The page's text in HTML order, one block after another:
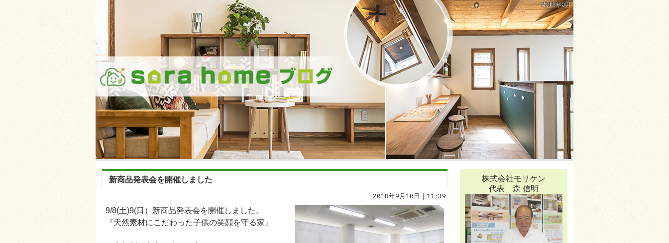
2018年9月
新商品発表会を開催しました
2018年9月10日｜11:39
9/8(土)9(日）新商品発表会を開催しました。
『天然素材にこだわった子供の笑顔を守る家』
株式会社モリケン
代表 森 信明